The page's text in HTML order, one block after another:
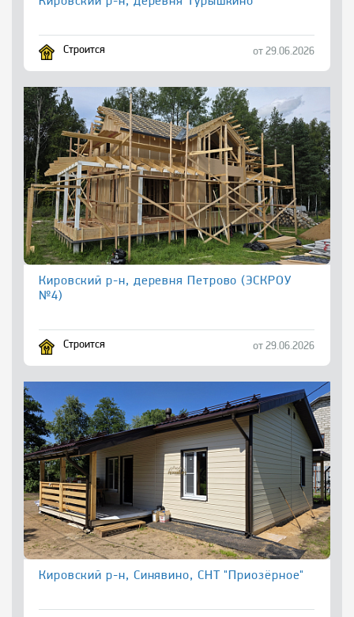
Строится от 29.06.2026
Кировский р-н, деревня Петрово (ЭСКРОУ
№4)
Строится от 29.06.2026
Кировский р-н, Синявино, СНТ "Приозёрное"